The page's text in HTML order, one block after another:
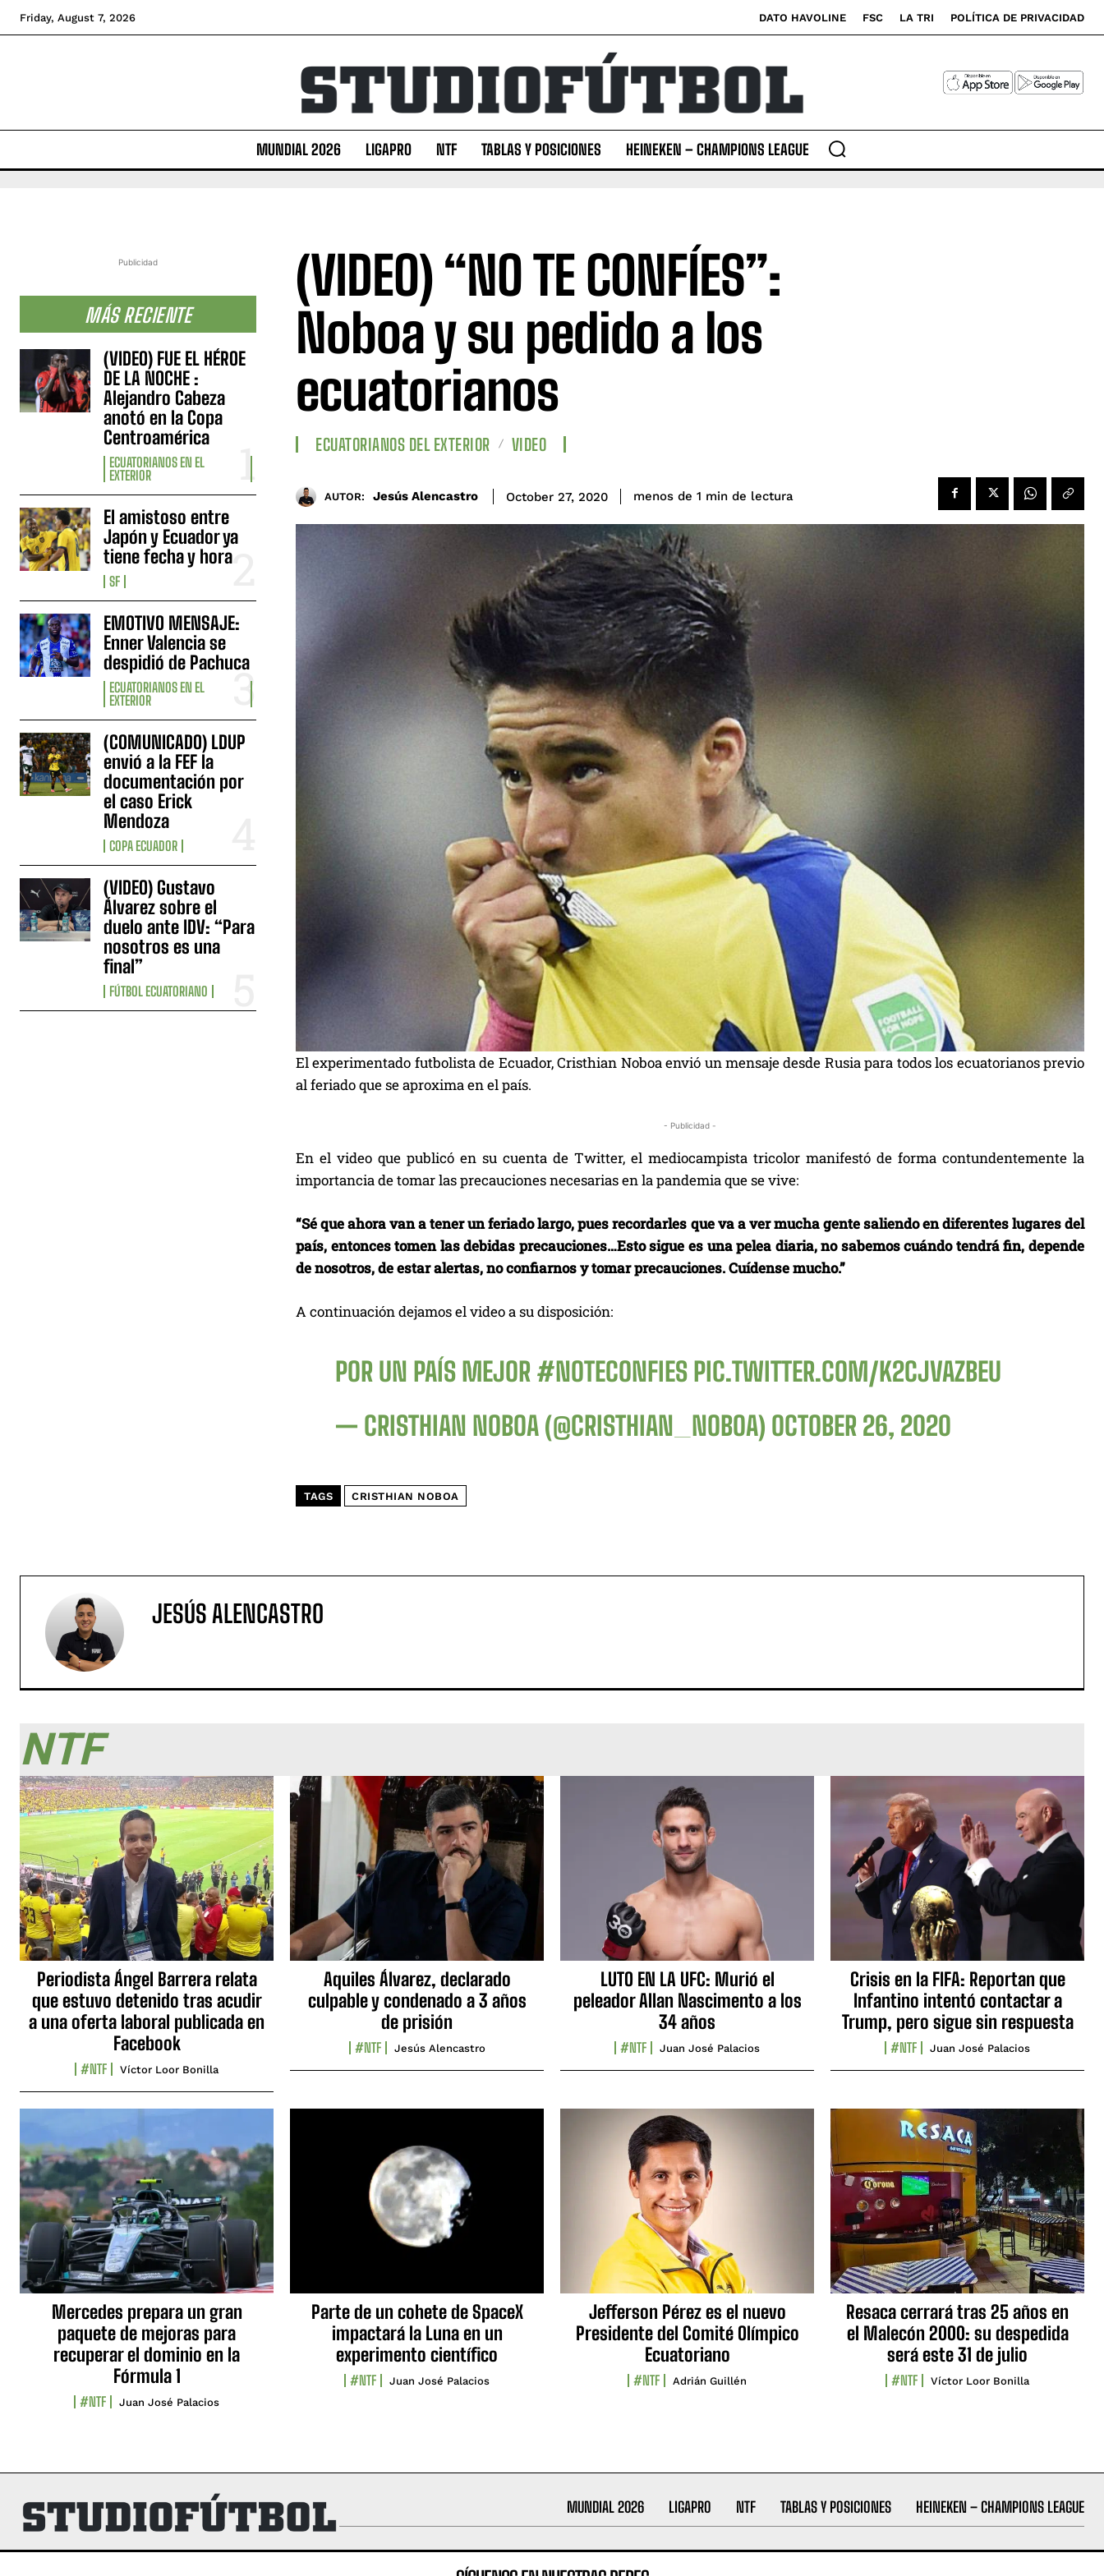
Friday, August 7, 2026 DATO HAVOLINE FSC LA TRI POLÍTICA DE PRIVACIDAD
MUNDIAL 2026 LIGAPRO NTF TABLAS Y POSICIONES HEINEKEN – CHAMPIONS LEAGUE
Publicidad
MÁS RECIENTE
(VIDEO) FUE EL HÉROE
DE LA NOCHE :
Alejandro Cabeza
anotó en la Copa
Centroamérica
ECUATORIANOS EN EL
EXTERIOR
El amistoso entre
Japón y Ecuador ya
tiene fecha y hora
SF
EMOTIVO MENSAJE:
Enner Valencia se
despidió de Pachuca
ECUATORIANOS EN EL
EXTERIOR
(COMUNICADO) LDUP
envió a la FEF la
documentación por
el caso Erick
Mendoza
COPA ECUADOR
(VIDEO) Gustavo
Álvarez sobre el
duelo ante IDV: “Para
nosotros es una
final”
FÚTBOL ECUATORIANO
(VIDEO) “NO TE CONFÍES”:
Noboa y su pedido a los
ecuatorianos
ECUATORIANOS DEL EXTERIOR VIDEO
AUTOR: Jesús Alencastro October 27, 2020 menos de 1 min de lectura
El experimentado futbolista de Ecuador, Cristhian Noboa envió un mensaje desde Rusia para todos los ecuatorianos previo
al feriado que se aproxima en el país.
- Publicidad -
En el video que publicó en su cuenta de Twitter, el mediocampista tricolor manifestó de forma contundentemente la
importancia de tomar las precauciones necesarias en la pandemia que se vive:
“Sé que ahora van a tener un feriado largo, pues recordarles que va a ver mucha gente saliendo en diferentes lugares del
país, entonces tomen las debidas precauciones…Esto sigue es una pelea diaria, no sabemos cuándo tendrá fin, depende
de nosotros, de estar alertas, no confiarnos y tomar precauciones. Cuídense mucho.”
A continuación dejamos el video a su disposición:
POR UN PAÍS MEJOR #NOTECONFIES PIC.TWITTER.COM/K2CJVAZBEU
— CRISTHIAN NOBOA (@CRISTHIAN_NOBOA) OCTOBER 26, 2020
TAGS CRISTHIAN NOBOA
JESÚS ALENCASTRO
NTF
Periodista Ángel Barrera relata
que estuvo detenido tras acudir
a una oferta laboral publicada en
Facebook
#NTF Víctor Loor Bonilla
Aquiles Álvarez, declarado
culpable y condenado a 3 años
de prisión
#NTF Jesús Alencastro
LUTO EN LA UFC: Murió el
peleador Allan Nascimento a los
34 años
#NTF Juan José Palacios
Crisis en la FIFA: Reportan que
Infantino intentó contactar a
Trump, pero sigue sin respuesta
#NTF Juan José Palacios
Mercedes prepara un gran
paquete de mejoras para
recuperar el dominio en la
Fórmula 1
#NTF Juan José Palacios
Parte de un cohete de SpaceX
impactará la Luna en un
experimento científico
#NTF Juan José Palacios
Jefferson Pérez es el nuevo
Presidente del Comité Olímpico
Ecuatoriano
#NTF Adrián Guillén
Resaca cerrará tras 25 años en
el Malecón 2000: su despedida
será este 31 de julio
#NTF Víctor Loor Bonilla
MUNDIAL 2026 LIGAPRO NTF TABLAS Y POSICIONES HEINEKEN – CHAMPIONS LEAGUE